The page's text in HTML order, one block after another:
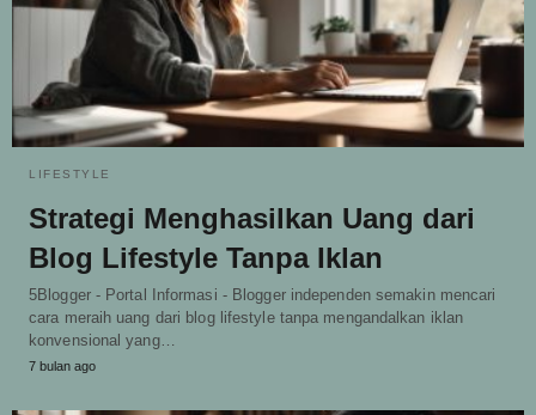
LIFESTYLE
Strategi Menghasilkan Uang dari
Blog Lifestyle Tanpa Iklan
5Blogger - Portal Informasi - Blogger independen semakin mencari
cara meraih uang dari blog lifestyle tanpa mengandalkan iklan
konvensional yang…
7 bulan ago